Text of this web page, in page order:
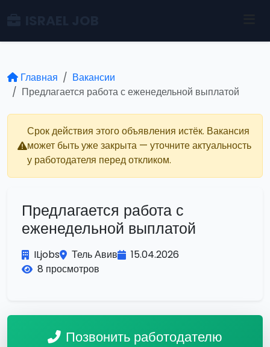
Главная
Вакансии
Предлагается работа с еженедельной выплатой
Срок действия этого объявления истёк. Вакансия
может быть уже закрыта — уточните актуальность
у работодателя перед откликом.
Предлагается работа с
еженедельной выплатой
ILjobs Тель Авив
15.04.2026
8 просмотров
Позвонить работодателю